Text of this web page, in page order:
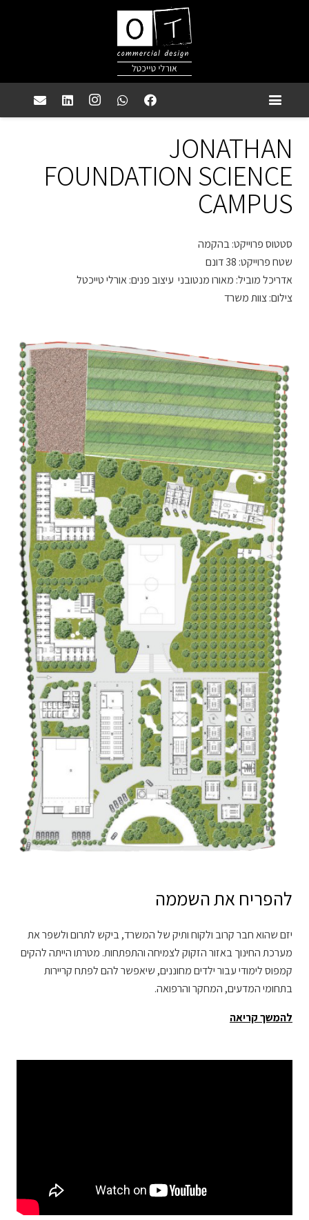
JONATHAN
FOUNDATION SCIENCE
CAMPUS
סטטוס פרוייקט: בהקמה
שטח פרוייקט: 38 דונם
אדריכל מוביל: מאורו מנטובני עיצוב פנים: אורלי טייכטל
צילום: צוות משרד
להפריח את השממה
יזם שהוא חבר קרוב ולקוח ותיק של המשרד, ביקש לתרום ולשפר את
מערכת החינוך באזור הזקוק לצמיחה והתפתחות. מטרתו הייתה להקים
קמפוס לימודי עבור ילדים מחוננים, שיאפשר להם לפתח קריירות
בתחומי המדעים, המחקר והרפואה.
להמשך קריאה